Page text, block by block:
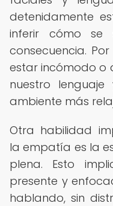
detenidamente
inferir cómo se
consecuencia.
estar incómodo o
nuestro
ambiente más
Otra habilidad
la empatía es la
plena. Esto
presente y
hablando, sin